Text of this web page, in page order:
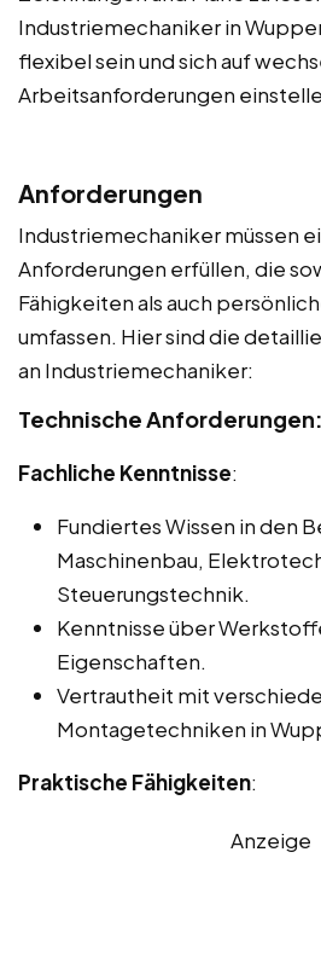
Industriemechaniker in
flexibel sein und sich auf
Arbeitsanforderungen
Anforderungen
Industriemechaniker müssen
Anforderungen erfüllen, die
Fähigkeiten als auch
umfassen. Hier sind die
an Industriemechaniker:
Technische Anforderungen:
Fachliche Kenntnisse:
Fundiertes Wissen in den
Maschinenbau,
Steuerungstechnik.
Kenntnisse über
Eigenschaften.
Vertrautheit mit
Montagetechniken in
Praktische Fähigkeiten:
Anzeige